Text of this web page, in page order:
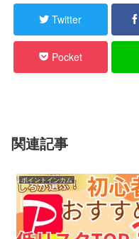
Twitter
Pocket
関連記事
ポイントインカム